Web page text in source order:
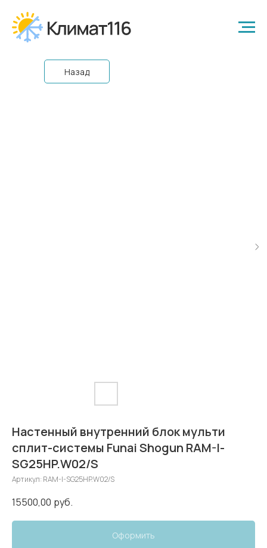
Назад
Настенный внутренний блок мульти
сплит-системы Funai Shogun RAM-I-
SG25HP.W02/S
Артикул: RAM-I-SG25HP.W02/S
15500,00 руб.
Оформить